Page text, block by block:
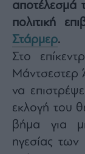
Table
For
Two
Μετοχές
Αγορές
Trader's
book
αποτέλεσμά
πολιτική
Στάρμερ.
Στο
Μάντσεστερ
να
εκλογή του
βήμα για
ηγεσίας